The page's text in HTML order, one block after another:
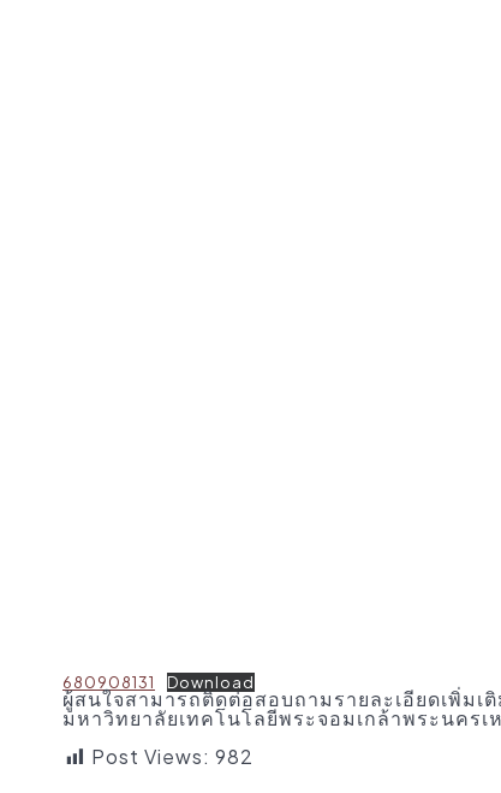
680908131 Download
ผู้สนใจสามารถติดต่อสอบถามรายละเอียดเพิ่
มหาวิทยาลัยเทคโนโลยีพระจอมเกล้าพระนคร
Post Views: 982